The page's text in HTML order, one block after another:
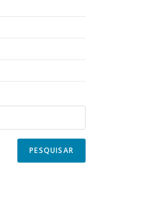
PESQUISAR